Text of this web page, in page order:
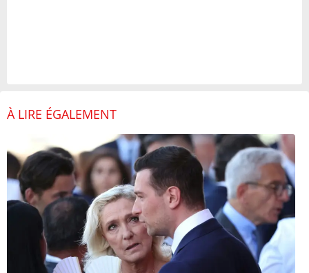
À LIRE ÉGALEMENT